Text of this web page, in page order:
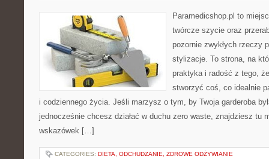
Paramedicshop.pl to
twórcze szycie oraz
pozornie zwykłych rzeczy
stylizacje. To strona, na
praktyka i radość z tego,
stworzyć coś, co idealnie
i codziennego życia. Jeśli marzysz o tym, by Twoja garderoba
jednocześnie chcesz działać w duchu zero waste, znajdziesz tu
wskazówek […]
CATEGORIES: DIETA, ODCHUDZANIE, ZDROWE ODŻYWIANIE